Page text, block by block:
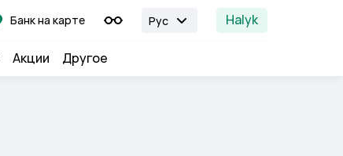
Банк на карте Рус Halyk
Акции Другое